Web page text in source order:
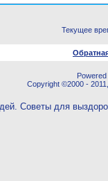
Текущее
Copyright ©2000 -
Советы для